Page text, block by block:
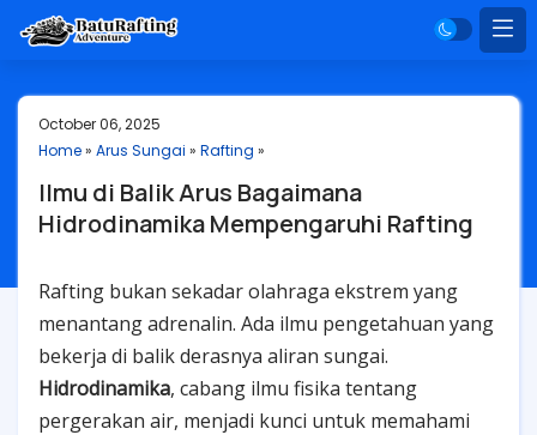
October 06, 2025
Home» Arus Sungai » Rafting »
Ilmu di Balik Arus Bagaimana
Hidrodinamika Mempengaruhi Rafting
Rafting bukan sekadar olahraga ekstrem yang
menantang adrenalin. Ada ilmu pengetahuan yang
bekerja di balik derasnya aliran sungai.
Hidrodinamika, cabang ilmu fisika tentang
pergerakan air, menjadi kunci untuk memahami